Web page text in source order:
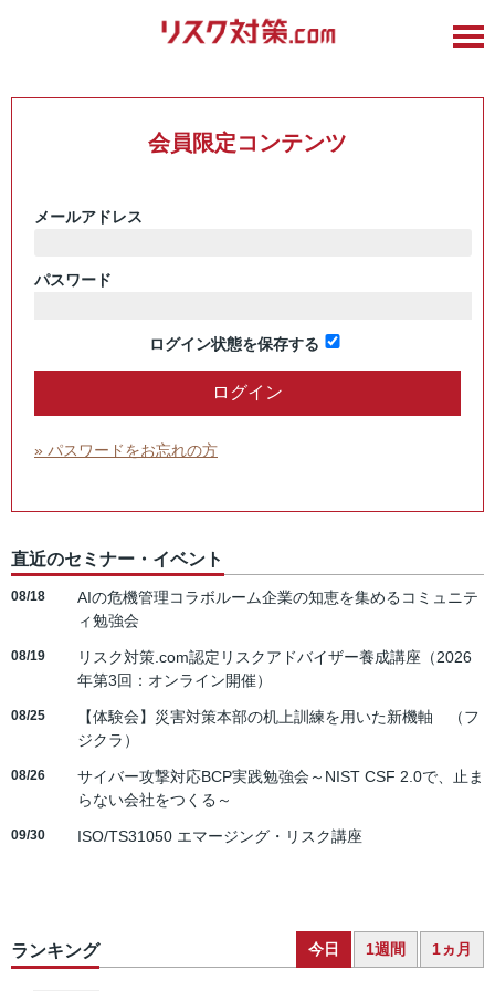
会員限定コンテンツ
メールアドレス
パスワード
ログイン状態を保存する
» パスワードをお忘れの方
直近のセミナー・イベント
08/18
AIの危機管理コラボルーム企業の知恵を集めるコミュニテ
ィ勉強会
08/19
リスク対策.com認定リスクアドバイザー養成講座（2026
年第3回：オンライン開催）
08/25
【体験会】災害対策本部の机上訓練を用いた新機軸 （フ
ジクラ）
08/26
サイバー攻撃対応BCP実践勉強会～NIST CSF 2.0で、止ま
らない会社をつくる～
09/30 ISO/TS31050 エマージング・リスク講座
ランキング 今日 1週間 1ヵ月